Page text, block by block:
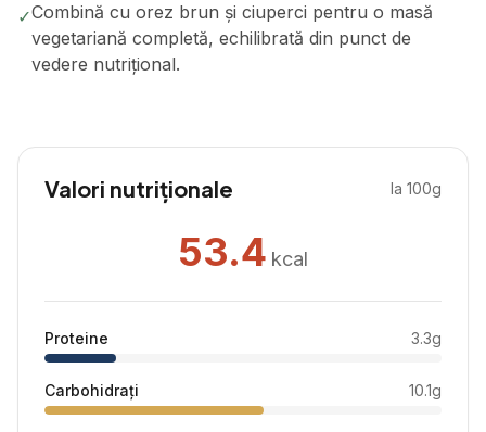
✓Combină cu orez brun și ciuperci pentru o masă
vegetariană completă, echilibrată din punct de
vedere nutrițional.
Valori nutriționale la 100g
53.4 kcal
Proteine 3.3g
Carbohidrați 10.1g